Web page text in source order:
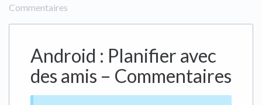
Commentaires
Android : Planifier avec
des amis – Commentaires